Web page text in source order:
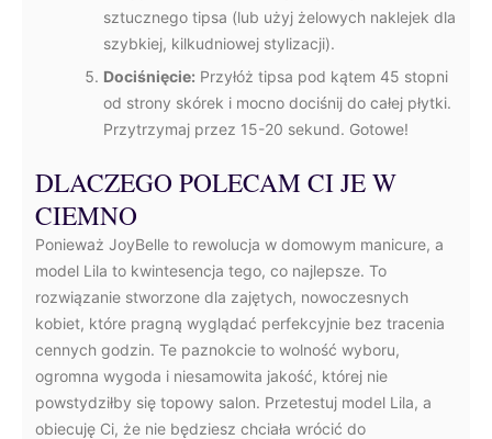
sztucznego tipsa (lub użyj żelowych naklejek dla
szybkiej, kilkudniowej stylizacji).
Dociśnięcie: Przyłóż tipsa pod kątem 45 stopni
od strony skórek i mocno dociśnij do całej płytki.
Przytrzymaj przez 15-20 sekund. Gotowe!
DLACZEGO POLECAM CI JE W
CIEMNO
Ponieważ JoyBelle to rewolucja w domowym manicure, a
model Lila to kwintesencja tego, co najlepsze. To
rozwiązanie stworzone dla zajętych, nowoczesnych
kobiet, które pragną wyglądać perfekcyjnie bez tracenia
cennych godzin. Te paznokcie to wolność wyboru,
ogromna wygoda i niesamowita jakość, której nie
powstydziłby się topowy salon. Przetestuj model Lila, a
obiecuję Ci, że nie będziesz chciała wrócić do